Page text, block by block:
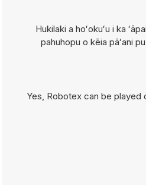
Hukilaki a hoʻokuʻu i ka
pahuhopu o kēia pāʻani
Yes, Robotex can be